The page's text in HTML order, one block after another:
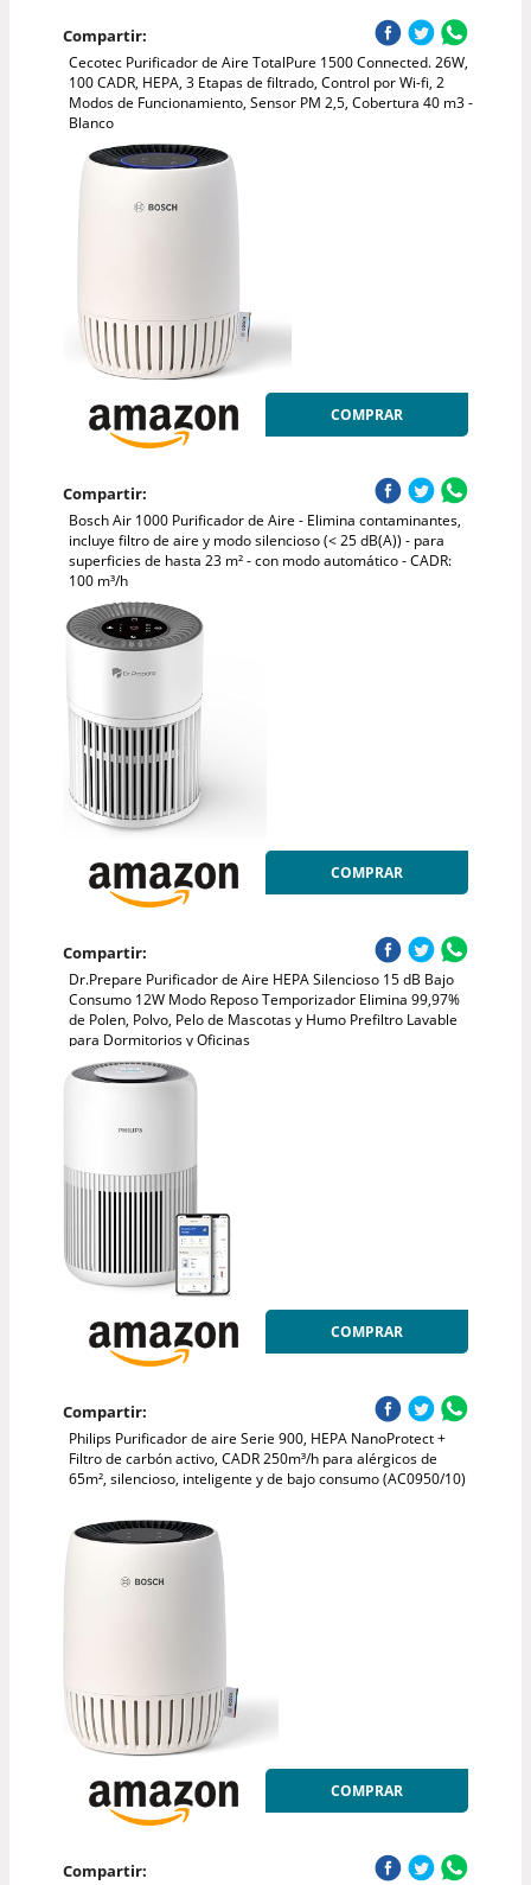
Compartir:
Cecotec Purificador de Aire TotalPure 1500 Connected. 26W,
100 CADR, HEPA, 3 Etapas de filtrado, Control por Wi-fi, 2
Modos de Funcionamiento, Sensor PM 2,5, Cobertura 40 m3 -
Blanco
COMPRAR
Compartir:
Bosch Air 1000 Purificador de Aire - Elimina contaminantes,
incluye filtro de aire y modo silencioso (< 25 dB(A)) - para
superficies de hasta 23 m² - con modo automático - CADR:
100 m³/h
COMPRAR
Compartir:
Dr.Prepare Purificador de Aire HEPA Silencioso 15 dB Bajo
Consumo 12W Modo Reposo Temporizador Elimina 99,97%
de Polen, Polvo, Pelo de Mascotas y Humo Prefiltro Lavable
para Dormitorios y Oficinas
COMPRAR
Compartir:
Philips Purificador de aire Serie 900, HEPA NanoProtect +
Filtro de carbón activo, CADR 250m³/h para alérgicos de
65m², silencioso, inteligente y de bajo consumo (AC0950/10)
COMPRAR
Compartir: